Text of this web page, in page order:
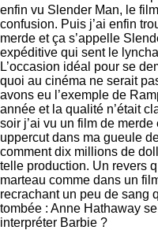
enfin vu Slender Man, le
confusion. Puis j’ai enfin
merde et ça s’appelle
expéditive qui sent le
L’occasion idéal pour se
quoi au cinéma ne serait
avons eu l’exemple de
année et la qualité n’était
soir j’ai vu un film de
uppercut dans ma gueule
comment dix millions de
telle production. Un revers
marteau comme dans un
recrachant un peu de sang
tombée : Anne Hathaway
interpréter Barbie ?